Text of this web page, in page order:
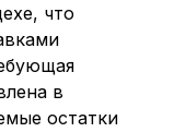
что
в
остатки